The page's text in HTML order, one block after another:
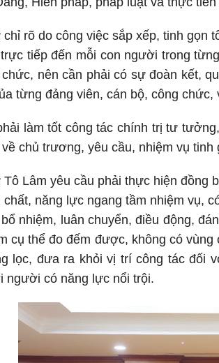
rõ do công việc sắp xếp, tinh gọn
tiếp đến mỗi con người trong
nên cần phải có sự đoàn kết,
từng đảng viên, cán bộ, công chức,
làm tốt công tác chính trị tư
chủ trương, yêu cầu, nhiệm vụ
Lâm yêu cầu phải thực hiện đồng
chất, năng lực ngang tầm nhiệm vụ,
nhiệm, luân chuyển, điều động,
cụ thể đo đếm được, không có
lọc, đưa ra khỏi vị trí công tác đối
người có năng lực nổi trội.